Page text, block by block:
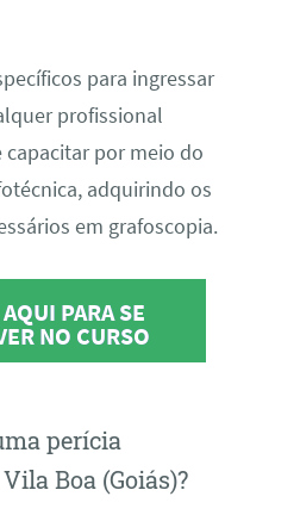
para ingressar
profissional
por meio do
adquirindo os
em grafoscopia.
PARA SE
NO CURSO
perícia
Boa (Goiás)?